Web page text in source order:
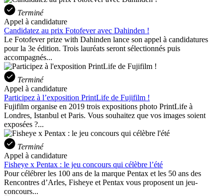
Terminé
Appel à candidature
Candidatez au prix Fotofever avec Dahinden !
Le Fotofever prize with Dahinden lance son appel à candidatures
pour la 3e édition. Trois lauréats seront sélectionnés puis
accompagnés...
Terminé
Appel à candidature
Participez à l’exposition PrintLife de Fujifilm !
Fujifilm organise en 2019 trois expositions photo PrintLife à
Londres, Istanbul et Paris. Vous souhaitez que vos images soient
exposées ?...
Terminé
Appel à candidature
Fisheye x Pentax : le jeu concours qui célèbre l’été
Pour célébrer les 100 ans de la marque Pentax et les 50 ans des
Rencontres d’Arles, Fisheye et Pentax vous proposent un jeu-
concours...